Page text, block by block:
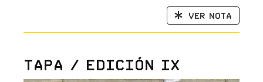
Ver nota
Tapa / Edición IX